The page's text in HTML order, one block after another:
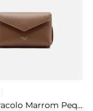
Bolsa Tiracolo Marrom Pequena Envelope